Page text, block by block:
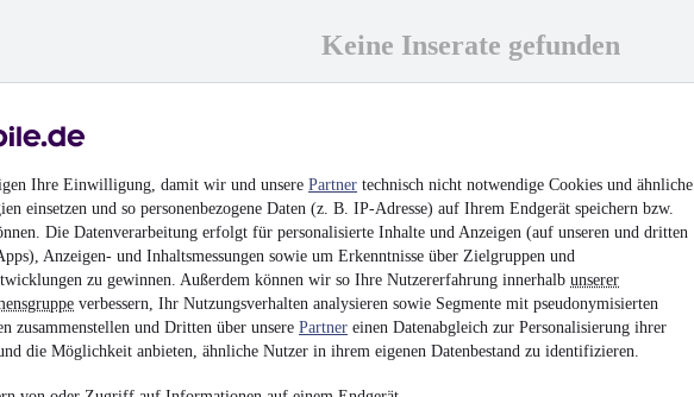
Ihre Einwilligung, damit wir und unsere Partner technisch nicht notwendige Cookies und ähnliche
einsetzen und so personenbezogene Daten (z. B. IP-Adresse) auf Ihrem Endgerät speichern bzw.
Die Datenverarbeitung erfolgt für personalisierte Inhalte und Anzeigen (auf unseren und dritten
Anzeigen- und Inhaltsmessungen sowie um Erkenntnisse über Zielgruppen und
zu gewinnen. Außerdem können wir so Ihre Nutzererfahrung innerhalb unserer
verbessern, Ihr Nutzungsverhalten analysieren sowie Segmente mit pseudonymisierten
zusammenstellen und Dritten über unsere Partner einen Datenabgleich zur Personalisierung ihrer
die Möglichkeit anbieten, ähnliche Nutzer in ihrem eigenen Datenbestand zu identifizieren.
Keine Inserate gefunden